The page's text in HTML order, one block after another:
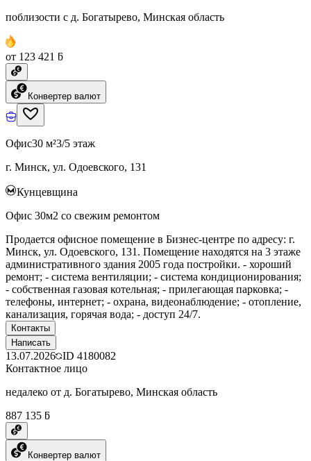
поблизости с д. Богатырево, Минская область
от 123 421 ƃ
Конвертер валют
Офис30 м²3/5 этаж
г. Минск, ул. Одоевского, 131
Кунцевщина
Офис 30м2 со свежим ремонтом
Продается офисное помещение в Бизнес-центре по адресу: г.
Минск, ул. Одоевского, 131. Помещение находятся на 3 этаже
административного здания 2005 года постройки. - хороший
ремонт; - система вентиляции; - система кондиционирования;
- собственная газовая котельная; - прилегающая парковка; -
телефоны, интернет; - охрана, видеонаблюдение; - отопление,
канализация, горячая вода; - доступ 24/7.
Контакты
Написать
13.07.2026 ID 4180082
Контактное лицо
недалеко от д. Богатырево, Минская область
887 135 ƃ
Конвертер валют